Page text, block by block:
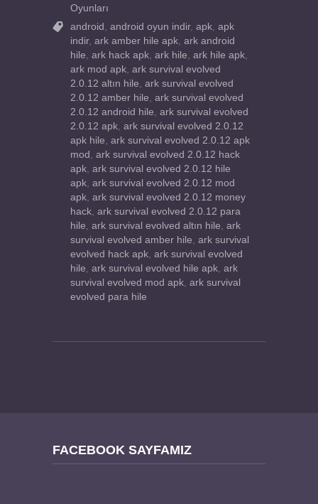
Oyunları
android
android oyun indir, apk apk
indir, ark amber hile apk ark android
hile ark hack apk ark hile ark hile apk
ark mod apk ark survival evolved
2.0.12 altın hile ark survival evolved
2.0.12 amber hile ark survival evolved
2.0.12 android hile ark survival evolved
2.0.12 apk ark survival evolved 2.0.12
apk hile ark survival evolved 2.0.12 apk
mod
ark survival evolved 2.0.12 hack
apk ark survival evolved 2.0.12 hile
apk ark survival evolved 2.0.12 mod
apk ark survival evolved 2.0.12 money
hack ark survival evolved 2.0.12 para
hile ark survival evolved altın hile ark
survival evolved amber hile ark survival
evolved hack apk ark survival evolved
hile ark survival evolved hile apk ark
survival evolved mod apk ark survival
evolved para hile
FACEBOOK SAYFAMIZ